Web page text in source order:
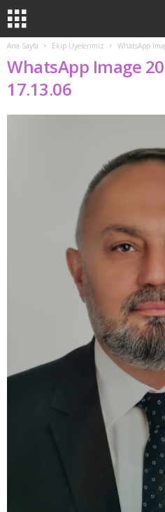
Ana Sayfa Ekip Üyelerimiz WhatsApp
WhatsApp Image
17.13.06